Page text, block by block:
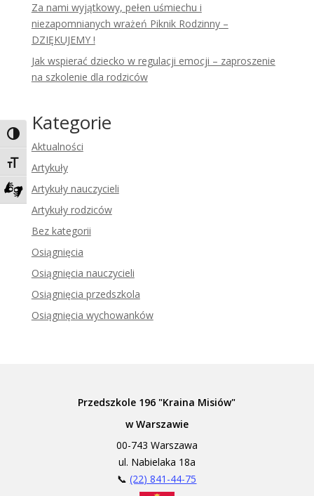
Toggle High Contrast
Toggle Font size
Zadzwoń do tłumacza języka migowego
Za nami wyjątkowy, pełen uśmiechu i
niezapomnianych wrażeń Piknik Rodzinny –
DZIĘKUJEMY !
Jak wspierać dziecko w regulacji emocji – zaproszenie
na szkolenie dla rodziców
Kategorie
Aktualności
Artykuły
Artykuły nauczycieli
Artykuły rodziców
Bez kategorii
Osiągnięcia
Osiągnięcia nauczycieli
Osiągnięcia przedszkola
Osiągnięcia wychowanków
Przedszkole 196 "Kraina Misiów"
w Warszawie
00-743 Warszawa
ul. Nabielaka 18a
📞(22) 841-44-75